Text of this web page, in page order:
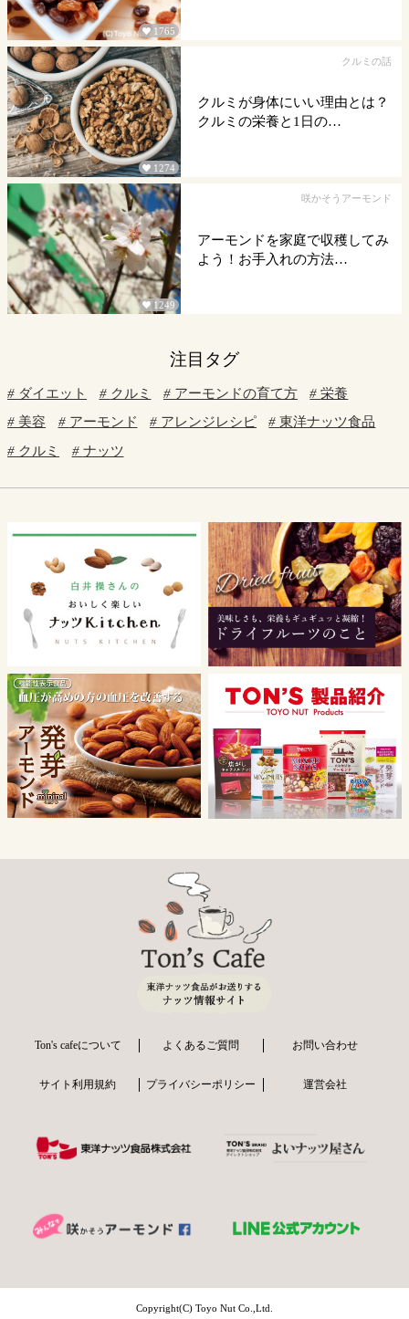
 1765
 1274
クルミの話
クルミが身体にいい理由とは？
クルミの栄養と1日の…
 1249
咲かそうアーモンド
アーモンドを家庭で収穫してみ
よう！お手入れの方法…
注目タグ
ダイエット クルミ アーモンドの育て方
栄養
美容
アーモンド アレンジレシピ
東洋ナッツ食品
クルミ
ナッツ
Ton's cafeについて よくあるご質問 お問い合わせ
サイト利用規約 プライバシーポリシー 運営会社
Copyright(C) Toyo Nut Co.,Ltd.